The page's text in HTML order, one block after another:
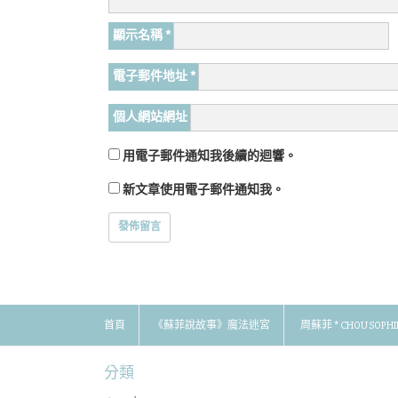
顯示名稱 *
電子郵件地址 *
個人網站網址
用電子郵件通知我後續的迴響。
新文章使用電子郵件通知我。
首頁 《蘇菲說故事》魔法迷宮 周蘇菲 * CHOU
分類